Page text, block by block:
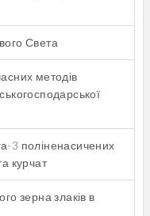
Света
методів
3 поліненасичених
курчат
зерна злаків в